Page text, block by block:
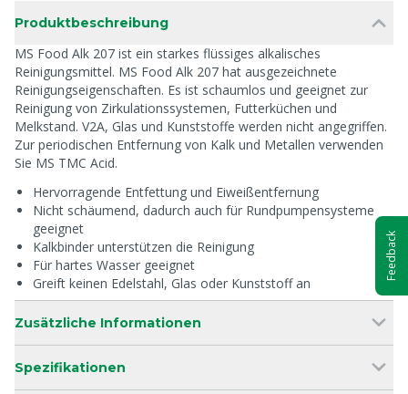
Produktbeschreibung
MS Food Alk 207 ist ein starkes flüssiges alkalisches
Reinigungsmittel. MS Food Alk 207 hat ausgezeichnete
Reinigungseigenschaften. Es ist schaumlos und geeignet zur
Reinigung von Zirkulationssystemen, Futterküchen und
Melkstand. V2A, Glas und Kunststoffe werden nicht angegriffen.
Zur periodischen Entfernung von Kalk und Metallen verwenden
Sie MS TMC Acid.
Hervorragende Entfettung und Eiweißentfernung
Nicht schäumend, dadurch auch für Rundpumpensysteme
geeignet
Kalkbinder unterstützen die Reinigung
Für hartes Wasser geeignet
Greift keinen Edelstahl, Glas oder Kunststoff an
Zusätzliche Informationen
Spezifikationen
Feedback